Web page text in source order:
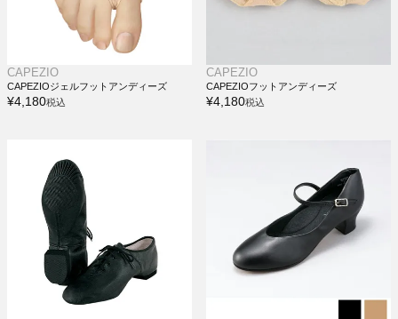
CAPEZIO
CAPEZIOジェルフットアンディーズ
¥4,180税込
CAPEZIO
CAPEZIOフットアンディーズ
¥4,180税込